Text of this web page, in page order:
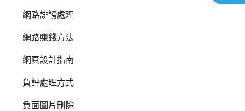
網路誹謗處理
網路賺錢方法
網頁設計指南
負評處理方式
負面圖片刪除